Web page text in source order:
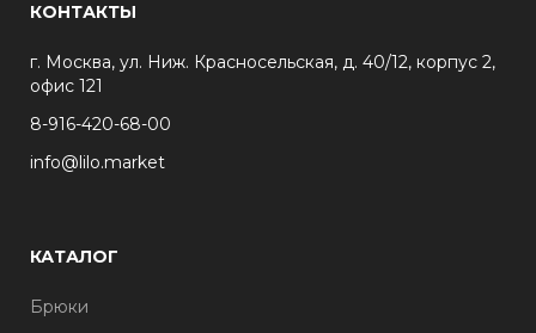
КОНТАКТЫ
г. Москва, ул. Ниж. Красносельская, д. 40/12, корпус 2,
офис 121
8-916-420-68-00
info@lilo.market
КАТАЛОГ
Брюки